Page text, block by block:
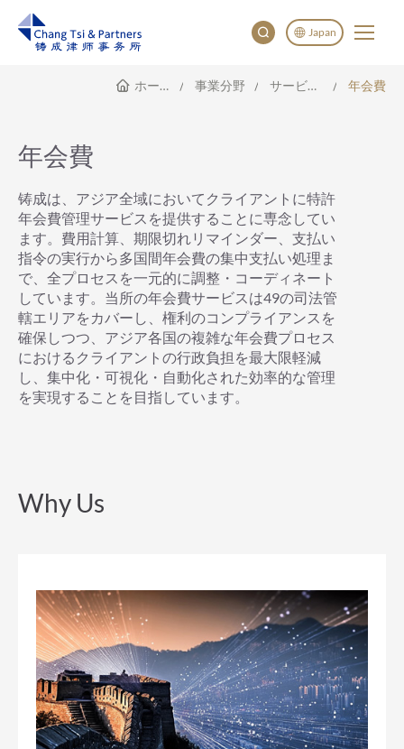
Japan
English
Deutsch
ホームページ 事業分野 サービス範囲 年会費
年会費
铸成は、アジア全域においてクライアントに特許
年会費管理サービスを提供することに専念してい
ます。費用計算、期限切れリマインダー、支払い
指令の実行から多国間年会費の集中支払い処理ま
で、全プロセスを一元的に調整・コーディネート
しています。当所の年会費サービスは49の司法管
轄エリアをカバーし、権利のコンプライアンスを
確保しつつ、アジア各国の複雑な年会費プロセス
におけるクライアントの行政負担を最大限軽減
し、集中化・可視化・自動化された効率的な管理
を実現することを目指しています。
Why Us